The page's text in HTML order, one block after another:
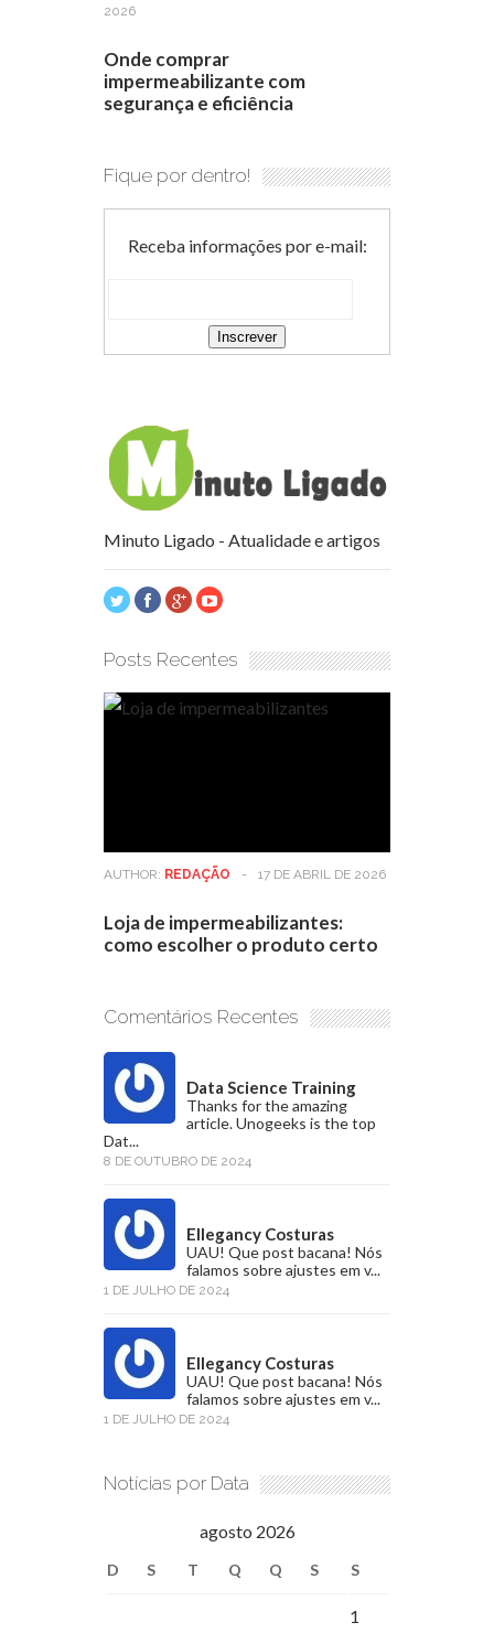
2026
Onde comprar
impermeabilizante com
segurança e eficiência
Fique por dentro!
Receba informações por e-mail:
Minuto Ligado - Atualidade e artigos
Posts Recentes
AUTHOR: REDAÇÃO - 17 DE ABRIL DE 2026
Loja de impermeabilizantes:
como escolher o produto certo
Comentários Recentes
Data Science Training
Thanks for the amazing
article. Unogeeks is the top
Dat...
8 DE OUTUBRO DE 2024
Ellegancy Costuras
UAU! Que post bacana! Nós
falamos sobre ajustes em v...
1 DE JULHO DE 2024
Ellegancy Costuras
UAU! Que post bacana! Nós
falamos sobre ajustes em v...
1 DE JULHO DE 2024
Notícias por Data
agosto 2026
D S T Q Q S S
1